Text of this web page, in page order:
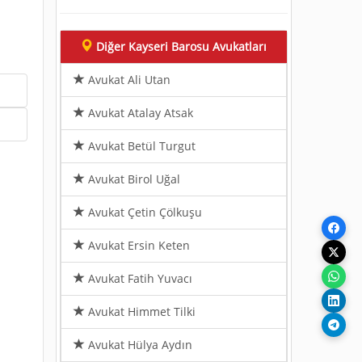
Diğer Kayseri Barosu Avukatları
Avukat Ali Utan
Avukat Atalay Atsak
Avukat Betül Turgut
Avukat Birol Uğal
Avukat Çetin Çölkuşu
Avukat Ersin Keten
Avukat Fatih Yuvacı
Avukat Himmet Tilki
Avukat Hülya Aydın